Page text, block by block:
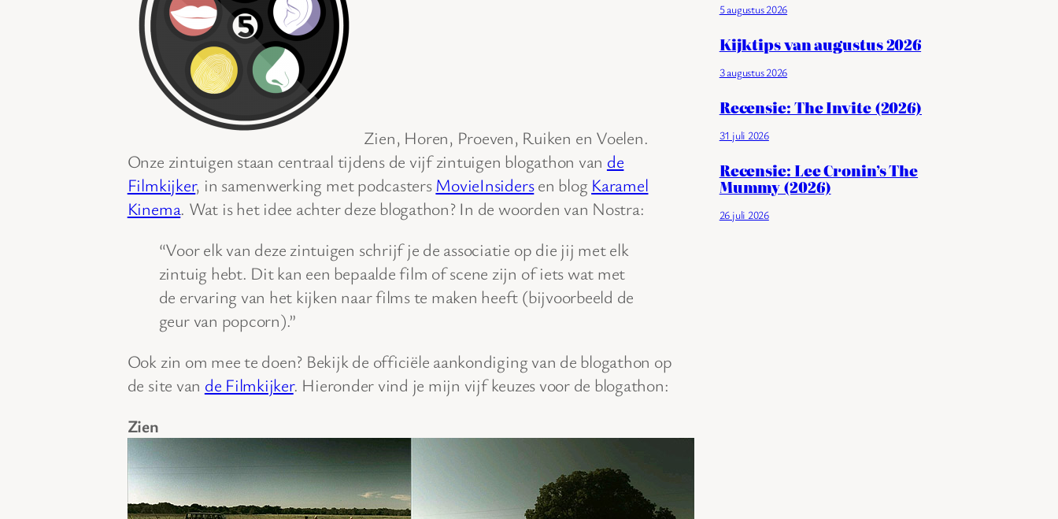
Zien, Horen, Proeven, Ruiken en Voelen.
Onze zintuigen staan centraal tijdens de vijf zintuigen blogathon van de
Filmkijker, in samenwerking met podcasters MovieInsidersen blog Karamel
Kinema. Wat is het idee achter deze blogathon? In de woorden van Nostra:
“Voor elk van deze zintuigen schrijf je de associatie op die jij met elk
zintuig hebt. Dit kan een bepaalde film of scene zijn of iets wat met
de ervaring van het kijken naar films te maken heeft (bijvoorbeeld de
geur van popcorn).”
Ook zin om mee te doen? Bekijk de officiële aankondiging van de blogathon op
de site van de Filmkijker. Hieronder vind je mijn vijf keuzes voor de blogathon:
Zien
5 augustus 2026
Kijktips van augustus 2026
3 augustus 2026
Recensie: The Invite (2026)
31 juli 2026
Recensie: Lee Cronin’s The
Mummy (2026)
26 juli 2026